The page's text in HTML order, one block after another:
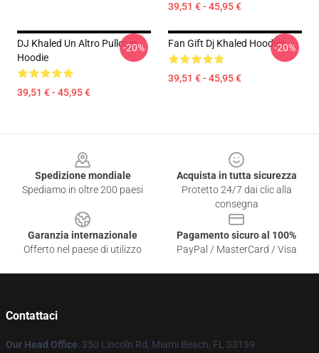
39,51 € - 45,95 €
DJ Khaled Un Altro Pullover
Hoodie
39,51 € - 45,95 €
-20% Fan Gift Dj Khaled Hoodies
39,51 € - 45,95 €
-20%
Spedizione mondiale
Spediamo in oltre 200 paesi
Acquista in tutta sicurezza
Protetto 24/7 dai clic alla
consegna
Garanzia internazionale
Offerto nel paese di utilizzo
Pagamento sicuro al 100%
PayPal / MasterCard / Visa
Contattaci
Our Head Office: 350 Lincoln Rd, Miami Beach, FL 33139